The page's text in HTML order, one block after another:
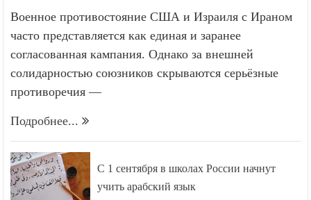
Военное противостояние США и Израиля с Ираном
часто представляется как единая и заранее
согласованная кампания. Однако за внешней
солидарностью союзников скрываются серьёзные
противоречия —
Подробнее...
С 1 сентября в школах России начнут
учить арабский язык